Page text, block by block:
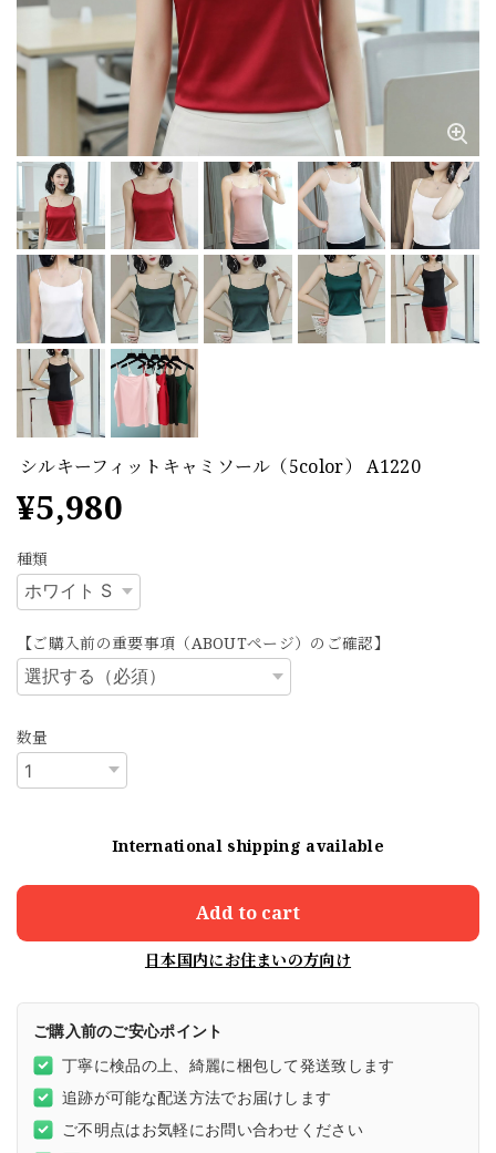
シルキーフィットキャミソール（5color） A1220
¥5,980
種類
【ご購入前の重要事項（ABOUTページ）のご確認】
数量
International shipping available
Add to cart
日本国内にお住まいの方向け
ご購入前のご安心ポイント
丁寧に検品の上、綺麗に梱包して発送致します
追跡が可能な配送方法でお届けします
ご不明点はお気軽にお問い合わせください